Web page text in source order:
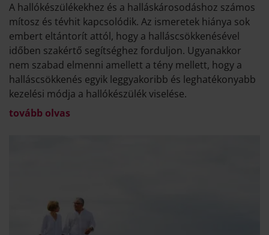
A hallókészülékekhez és a halláskárosodáshoz számos
mítosz és tévhit kapcsolódik. Az ismeretek hiánya sok
embert eltántorít attól, hogy a halláscsökkenésével
időben szakértő segítséghez forduljon. Ugyanakkor
nem szabad elmenni amellett a tény mellett, hogy a
halláscsökkenés egyik leggyakoribb és leghatékonyabb
kezelési módja a hallókészülék viselése.
tovább olvas